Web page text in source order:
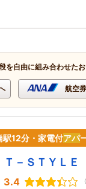
を自由に組み合わせた
航空
駅12分・家電付アパ
Ｔ－ＳＴＹＬＥ
3.4